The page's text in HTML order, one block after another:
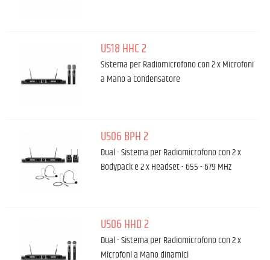
U518 HHC 2
Sistema per Radiomicrofono con 2 x Microfoni
a Mano a Condensatore
U506 BPH 2
Dual - Sistema per Radiomicrofono con 2 x
Bodypack e 2 x Headset - 655 - 679 MHz
U506 HHD 2
Dual - Sistema per Radiomicrofono con 2 x
Microfoni a Mano dinamici